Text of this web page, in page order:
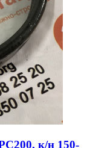
к/н 150-